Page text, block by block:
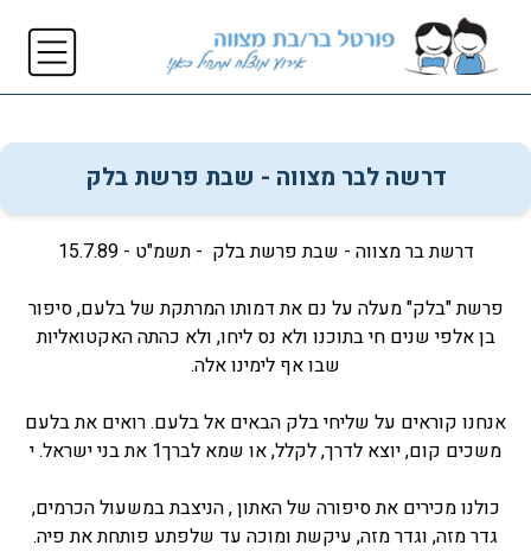
דרשה לבר מצווה - שבת פרשת בלק
דרשת בר מצווה - שבת פרשת בלק - תשמ"ט - 15.7.89
פרשת "בלק" מעלה על נם את דמותו המרתקת של בלעם, סיפור
בן אלפי שנים חי בתוכנו ולא נס ליחו, ולא כהתה האקטואליות
שבו אף לימינו אלה.
אנחנו קוראים על שליחי בלק הבאים אל בלעם. רואים את בלעם
משכים קום, יוצא לדרך, לקלל, או שמא לברך1 את בני ישראל. י
כולנו מכירים את סיפורה של האתון , הניצבת במשעול הכרמים,
גדר מזה, וגדר מזה, עיקשת ומוכה עד שלפתע פותחת את פיה.